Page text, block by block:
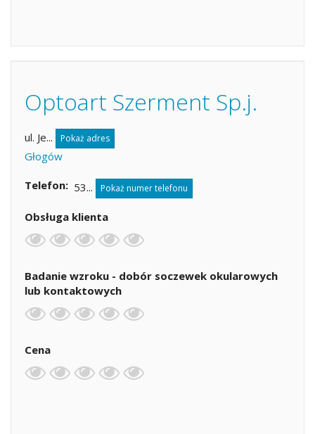
Optoart Szerment Sp.j.
ul. Je... Pokaż adres
Głogów
Telefon 53... Pokaż numer telefonu
Obsługa klienta
Badanie wzroku - dobór soczewek okularowych
lub kontaktowych
Cena